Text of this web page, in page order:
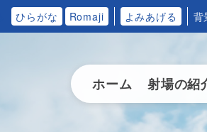
ひらがな Romaji よみあげる 背
ホーム 射場の紹